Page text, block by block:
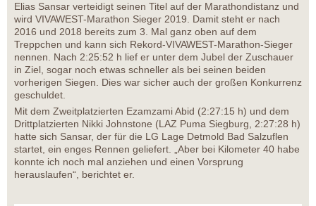
Elias Sansar verteidigt seinen Titel auf der Marathondistanz und
wird VIVAWEST-Marathon Sieger 2019. Damit steht er nach
2016 und 2018 bereits zum 3. Mal ganz oben auf dem
Treppchen und kann sich Rekord-VIVAWEST-Marathon-Sieger
nennen. Nach 2:25:52 h lief er unter dem Jubel der Zuschauer
in Ziel, sogar noch etwas schneller als bei seinen beiden
vorherigen Siegen. Dies war sicher auch der großen Konkurrenz
geschuldet.
Mit dem Zweitplatzierten Ezamzami Abid (2:27:15 h) und dem
Drittplatzierten Nikki Johnstone (LAZ Puma Siegburg, 2:27:28 h)
hatte sich Sansar, der für die LG Lage Detmold Bad Salzuflen
startet, ein enges Rennen geliefert. „Aber bei Kilometer 40 habe
konnte ich noch mal anziehen und einen Vorsprung
herauslaufen“, berichtet er.